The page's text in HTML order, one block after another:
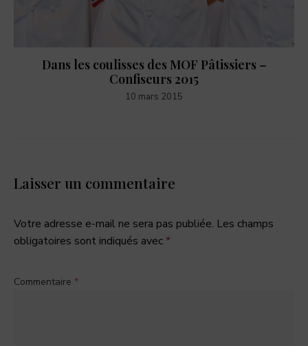
Dans les coulisses des MOF Pâtissiers –
Confiseurs 2015
10 mars 2015
Laisser un commentaire
Votre adresse e-mail ne sera pas publiée. Les champs
obligatoires sont indiqués avec*
Commentaire *